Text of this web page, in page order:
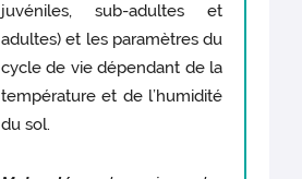
juvéniles, sub-adultes et
adultes) et les paramètres du
cycle de vie dépendant de la
température et de l’humidité
du sol.